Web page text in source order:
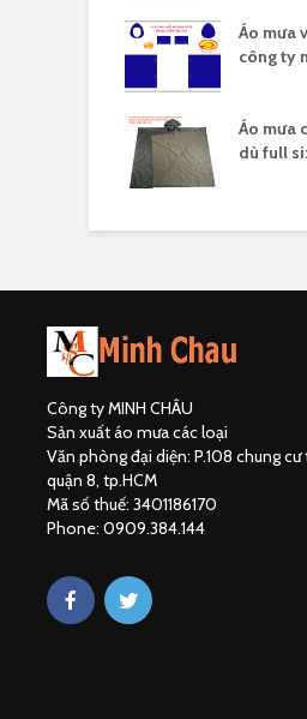
Áo mưa
công ty
Áo mưa
dù full
Công ty MINH CHÂU
Sản xuất áo mưa các loại
Văn phòng đại diện: P.108 chung
quận 8, tp.HCM
Mã số thuế: 3401186170
Phone: 0909.384.144